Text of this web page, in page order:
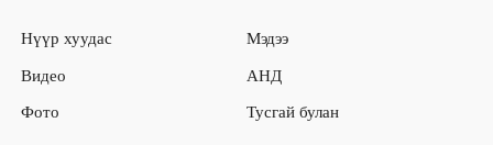
Нүүр хуудас
Мэдээ
Видео
АНД
Фото
Тусгай булан